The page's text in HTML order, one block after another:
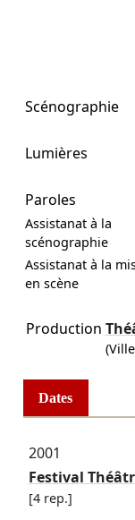
Scénographie
Lumières
Paroles
Assistanat à la
scénographie
Assistanat à la
en scène
Production
Dates
2001
Festival
[4 rep.]